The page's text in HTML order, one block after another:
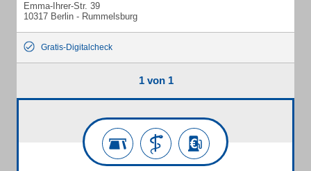
Emma-Ihrer-Str. 39
10317 Berlin - Rummelsburg
Gratis-Digitalcheck
1 von 1